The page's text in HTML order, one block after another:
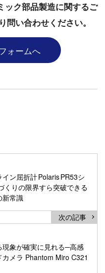
ック部品製造に関するご
問い合わせください。
ォームへ
ン屈折計 Polaris PR53シ
くりの限界すら突破できる
新常識
次の記事
現象が確実に見れる─高感
カメラ Phantom Miro C321